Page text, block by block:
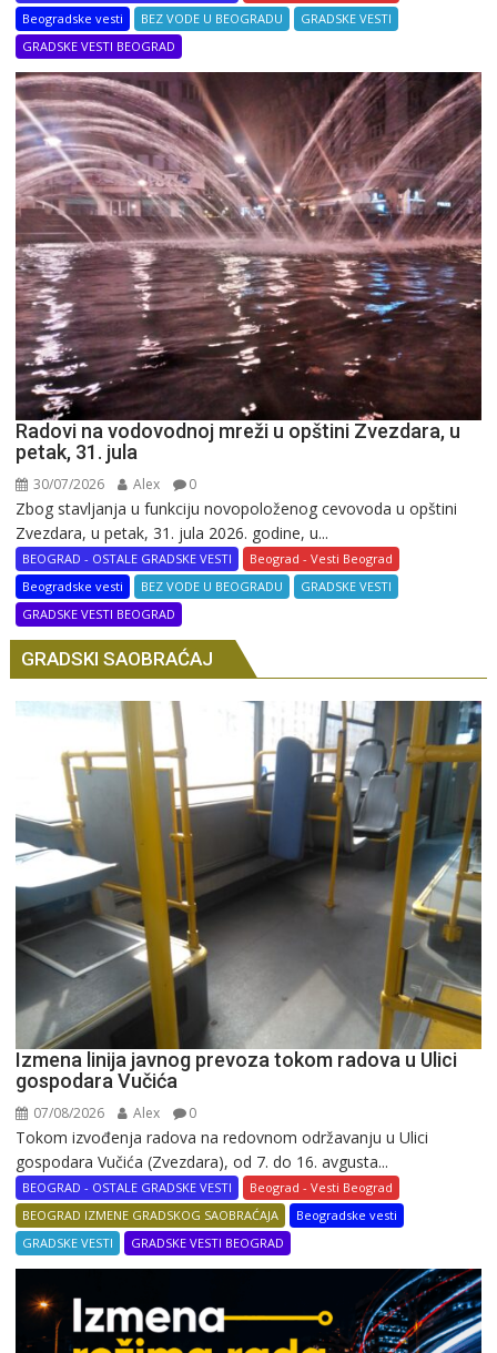
Beogradske vesti
BEZ VODE U BEOGRADU
GRADSKE VESTI
GRADSKE VESTI BEOGRAD
Radovi na vodovodnoj mreži u opštini Zvezdara, u
petak, 31. jula
30/07/2026 Alex 0
Zbog stavljanja u funkciju novopoloženog cevovoda u opštini
Zvezdara, u petak, 31. jula 2026. godine, u...
BEOGRAD - OSTALE GRADSKE VESTI
Beograd - Vesti Beograd
Beogradske vesti
BEZ VODE U BEOGRADU
GRADSKE VESTI
GRADSKE VESTI BEOGRAD
GRADSKI SAOBRAĆAJ
Izmena linija javnog prevoza tokom radova u Ulici
gospodara Vučića
07/08/2026 Alex 0
Tokom izvođenja radova na redovnom održavanju u Ulici
gospodara Vučića (Zvezdara), od 7. do 16. avgusta...
BEOGRAD - OSTALE GRADSKE VESTI
Beograd - Vesti Beograd
BEOGRAD IZMENE GRADSKOG SAOBRAĆAJA
Beogradske vesti
GRADSKE VESTI
GRADSKE VESTI BEOGRAD